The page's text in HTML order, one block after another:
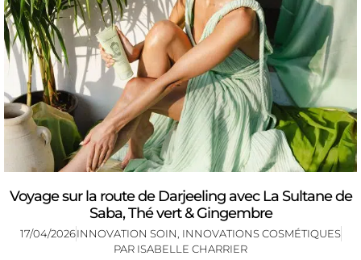
Voyage sur la route de Darjeeling avec La Sultane de
Saba, Thé vert & Gingembre
17/04/2026INNOVATION SOIN INNOVATIONS COSMÉTIQUES
PAR ISABELLE CHARRIER